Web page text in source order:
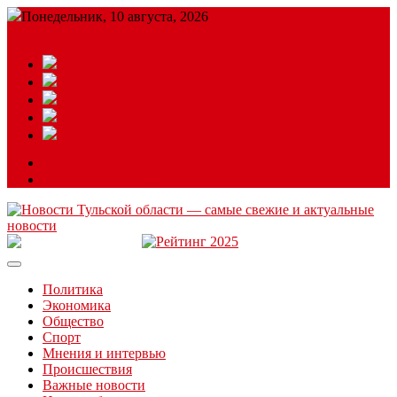
Понедельник, 10 августа, 2026
Читайте последние новости дня в Тульской области на сайте
Политика
Экономика
Общество
Спорт
Мнения и интервью
Происшествия
Важные новости